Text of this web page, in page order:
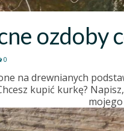
ozdoby
0
na drewnianych
kupić kurkę?